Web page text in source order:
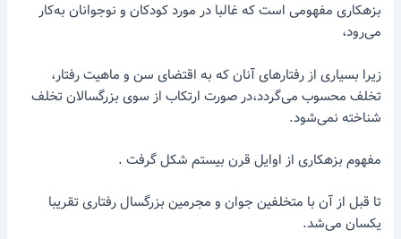
بزهکاری مفهومی است که غالبا در مورد کودکان و نوجوانان به‌کار
می‌رود،
زیرا بسیاری از رفتارهای آنان که به اقتضای سن و ماهیت رفتار،
تخلف محسوب می‌گردد،در صورت ارتکاب از سوی بزرگسالان تخلف
شناخته نمی‌شود.
مفهوم بزهکاری از اوایل قرن بیستم شکل گرفت .
تا قبل از آن با متخلفین جوان و مجرمین بزرگسال رفتاری تقریبا
یکسان می‌شد.